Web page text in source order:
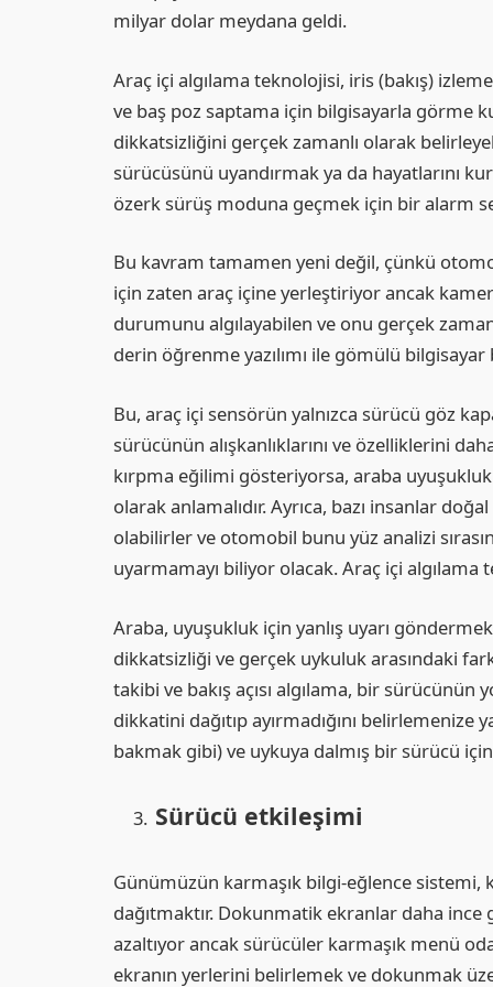
milyar dolar meydana geldi.
Araç içi algılama teknolojisi, iris (bakış)
ve baş poz saptama için bilgisayarla görme
dikkatsizliğini gerçek zamanlı olarak
sürücüsünü uyandırmak ya da hayatlarını
özerk sürüş moduna geçmek için bir alarm
Bu kavram tamamen yeni değil, çünkü
için zaten araç içine yerleştiriyor ancak
durumunu algılayabilen ve onu gerçek
derin öğrenme yazılımı ile gömülü
Bu, araç içi sensörün yalnızca sürücü göz
sürücünün alışkanlıklarını ve özelliklerini
kırpma eğilimi gösteriyorsa, araba
olarak anlamalıdır. Ayrıca, bazı insanlar
olabilirler ve otomobil bunu yüz analizi
uyarmamayı biliyor olacak. Araç içi algılama
Araba, uyuşukluk için yanlış uyarı
dikkatsizliği ve gerçek uykuluk arasındaki
takibi ve bakış açısı algılama, bir
dikkatini dağıtıp ayırmadığını belirlemenize
bakmak gibi) ve uykuya dalmış bir sürücü
Sürücü etkileşimi
Günümüzün karmaşık bilgi-eğlence
dağıtmaktır. Dokunmatik ekranlar daha ince
azaltıyor ancak sürücüler karmaşık menü
ekranın yerlerini belirlemek ve dokunmak